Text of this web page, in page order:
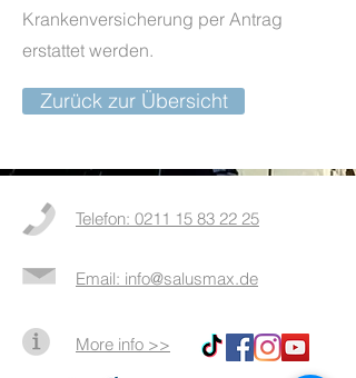
Krankenversicherung per Antrag
erstattet werden.
Zurück zur Übersicht
Telefon: 0211 15 83 22 25
Email: info@salusmax.de
More info >>